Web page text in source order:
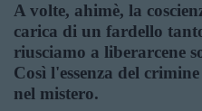
A volte, ahimè, la
carica di un fardello
riusciamo a liberarcene
Così l'essenza del
nel mistero.